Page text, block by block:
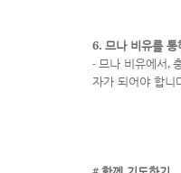
6. 므나 비유를
-므나 비유에서,
자가 되어야 합니